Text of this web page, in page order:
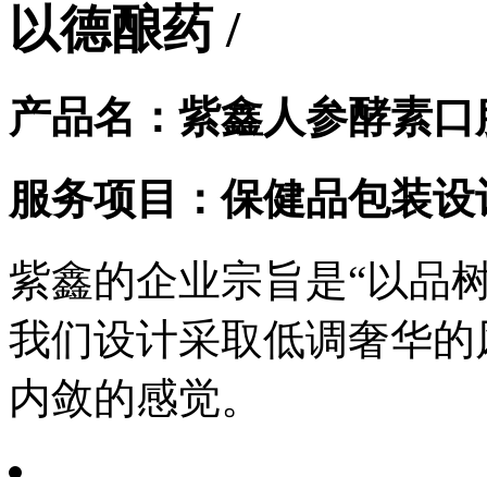
以德酿药 /
产品名：紫鑫人参酵素口
服务项目：保健品包装
紫鑫的企业宗旨是“以品
我们设计采取低调奢华
内敛的感觉。